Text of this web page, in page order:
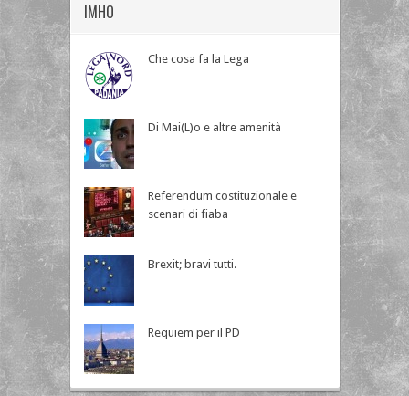
IMHO
Che cosa fa la Lega
Di Mai(L)o e altre amenità
Referendum costituzionale e
scenari di fiaba
Brexit; bravi tutti.
Requiem per il PD